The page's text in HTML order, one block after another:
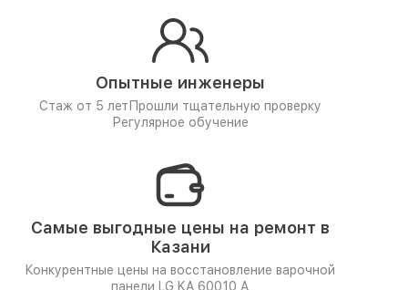
Опытные инженеры
Стаж от 5 лет Прошли тщательную проверку
Регулярное обучение
Самые выгодные цены на ремонт в
Казани
Конкурентные цены на восстановление варочной
панели LG KA 60010 A